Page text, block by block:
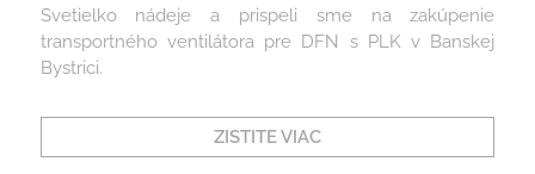
Svetielko nádeje a prispeli sme na zakúpenie
transportného ventilátora pre DFN s PLK v Banskej
Bystrici.
ZISTITE VIAC